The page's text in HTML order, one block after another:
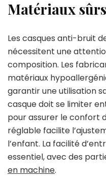
Matériaux
Les casques anti-bruit
nécessitent une
composition. Les
matériaux
garantir une utilisation
casque doit se limiter
pour assurer le confort
réglable facilite
l’enfant. La facilité
essentiel, avec des
en machine.